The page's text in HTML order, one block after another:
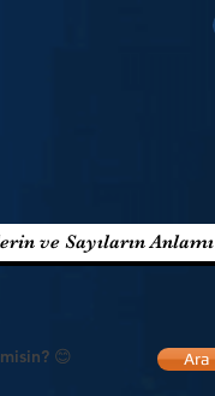
ve Sayıların Anlamı
😊 Ara